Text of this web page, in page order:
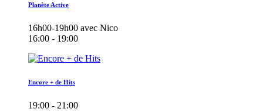
Planète Active
16h00-19h00 avec Nico
16:00 - 19:00
Encore + de Hits
19:00 - 21:00